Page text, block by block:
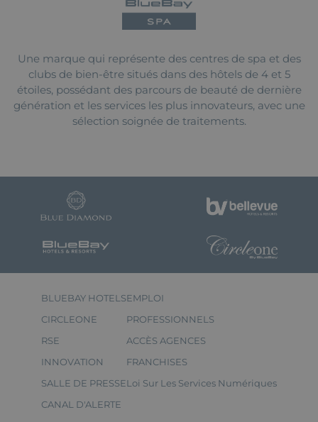
Une marque qui représente des centres de spa et des
clubs de bien-être situés dans des hôtels de 4 et 5
étoiles, possédant des parcours de beauté de dernière
génération et les services les plus innovateurs, avec une
sélection soignée de traitements.
BLUEBAY HOTELS
CIRCLEONE
RSE
INNOVATION
SALLE DE PRESSE
CANAL D'ALERTE
EMPLOI
PROFESSIONNELS
ACCÈS AGENCES
FRANCHISES
Loi Sur Les Services Numériques